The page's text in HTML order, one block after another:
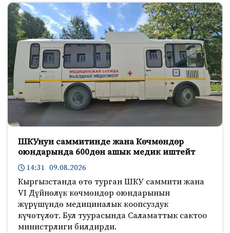
ШКУнун саммитинде жана Көчмөндөр
оюндарында 600дөн ашык медик иштейт
14:31 09.08.2026
Кыргызстанда өтө турган ШКУ саммити жана
VI Дүйнөлүк көчмөндөр оюндарынын
жүрүшүндө медициналык коопсуздук
күчөтүлөт. Бул туурасында Саламаттык сактоо
министрлиги билдирди.